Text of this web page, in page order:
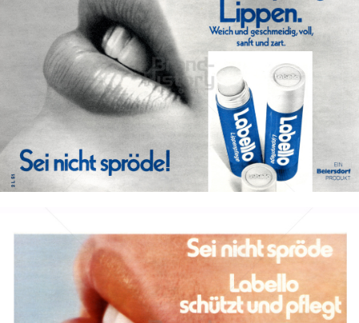
Labello Beiersdorf AG 1975
Bild-ID: 428